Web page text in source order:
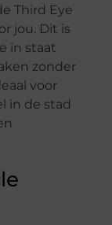
Third Eye
jou. Dit is
in staat
zonder
voor
in de stad